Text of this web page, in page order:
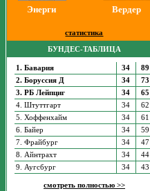
Энерги Вердер
статистика
БУНДЕС-ТАБЛИЦА
1. Бавария 34
89
2. Боруссия Д
34
73
3. РБ Лейпциг
34
65
4. Штуттгарт
34
62
5. Хоффенхайм
34
61
6. Байер
34
59
7. Фрайбург
34
47
8. Айнтрахт
34
44
9. Аугсбург
34 43
смотреть полностью >>